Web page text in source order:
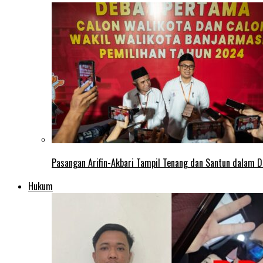
Pasangan Arifin-Akbari Tampil Tenang dan Santun dalam
Hukum